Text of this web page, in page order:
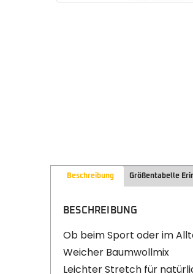
Beschreibung Größentabelle
BESCHREIBUNG
Ob beim Sport oder im
Weicher Baumwollmix
Leichter Stretch für